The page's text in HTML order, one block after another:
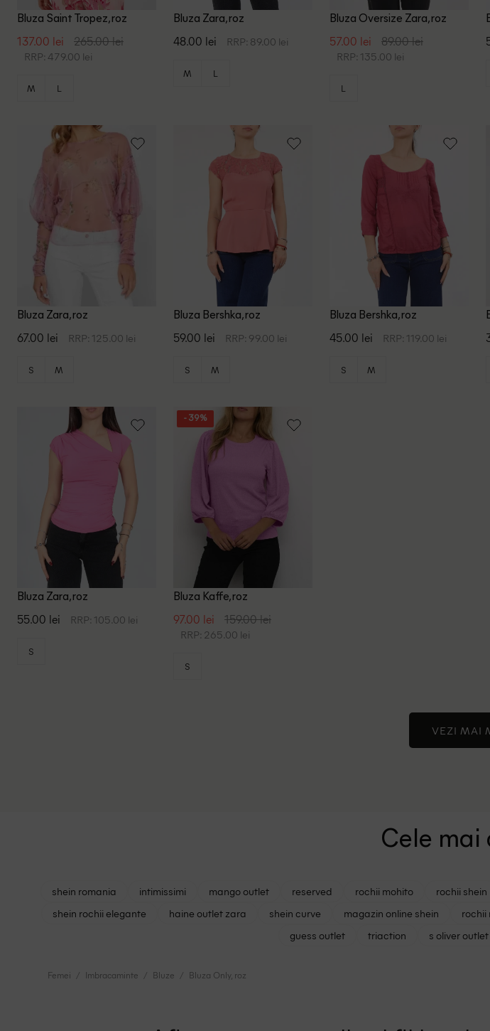
Bluza Saint Tropez, roz
137.00 lei 265.00 lei
RRP: 479.00 lei
M L
Bluza Zara, roz
48.00 lei RRP: 89.00 lei
M L
Bluza Oversize Zara, roz
57.00 lei 89.00 lei
RRP: 135.00 lei
L
Bluza Zara, roz
67.00 lei RRP: 125.00 lei
S M
Bluza Bershka, roz
59.00 lei RRP: 99.00 lei
S M
Bluza Bershka, roz
45.00 lei RRP: 119.00 lei
S M
Bluza Zara, roz
55.00 lei RRP: 105.00 lei
S
- 39%
Bluza Kaffe, roz
97.00 lei 159.00 lei
RRP: 265.00 lei
S
VEZI MAI
Cele mai
shein romania intimissimi mango outlet reserved rochii mohito rochii shein
shein rochii elegante
haine outlet zara shein curve magazin online shein rochii
guess outlet
triaction s oliver outlet
Femei Imbracaminte Bluze Bluza Only, roz